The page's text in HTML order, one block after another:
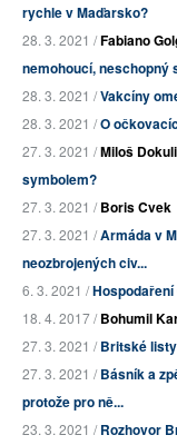
rychle v Maďarsko?
28. 3. 2021 /Fabiano
nemohoucí, neschopný
28. 3. 2021 /Vakcíny
28. 3. 2021 /O
27. 3. 2021 /Miloš
symbolem?
27. 3. 2021 /Boris Cvek
27. 3. 2021 /Armáda v
neozbrojených civ...
6. 3. 2021 /Hospodaření
18. 4. 2017 /Bohumil
27. 3. 2021 /Britské
27. 3. 2021 /Básník a
protože pro ně...
23. 3. 2021 /Rozhovor